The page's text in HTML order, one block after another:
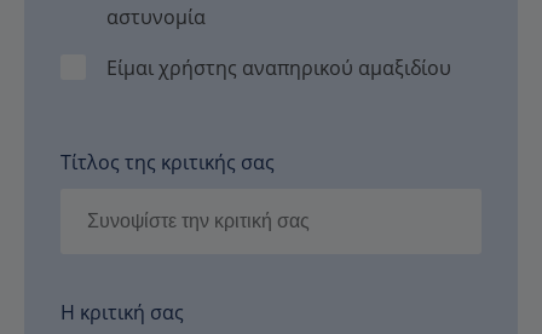
αστυνομία
Είμαι χρήστης αναπηρικού αμαξιδίου
Τίτλος της κριτικής σας
Η κριτική σας